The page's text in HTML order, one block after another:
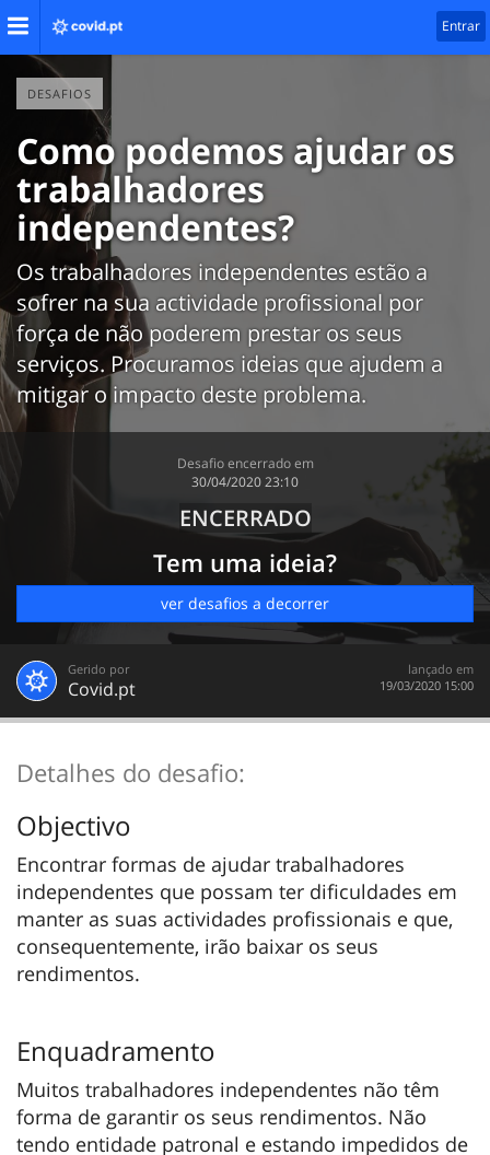
Entrar
DESAFIOS
Como podemos ajudar os
trabalhadores
independentes?
Os trabalhadores independentes estão a
sofrer na sua actividade profissional por
força de não poderem prestar os seus
serviços. Procuramos ideias que ajudem a
mitigar o impacto deste problema.
Desafio encerrado em
‎30/04/2020 23:10
ENCERRADO
Tem uma ideia?
ver desafios a decorrer
Gerido por
Covid.pt
lançado em
‎19/03/2020 15:00
Detalhes do desafio:
Objectivo
Encontrar formas de ajudar trabalhadores
independentes que possam ter dificuldades em
manter as suas actividades profissionais e que,
consequentemente, irão baixar os seus
rendimentos.
Enquadramento
Muitos trabalhadores independentes não têm
forma de garantir os seus rendimentos. Não
tendo entidade patronal e estando impedidos de